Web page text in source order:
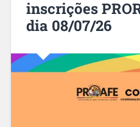
inscrições
dia 08/07/26